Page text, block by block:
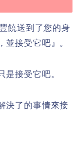
饒送到了您的身
接受它吧』。
是接受它吧。
決了的事情來接